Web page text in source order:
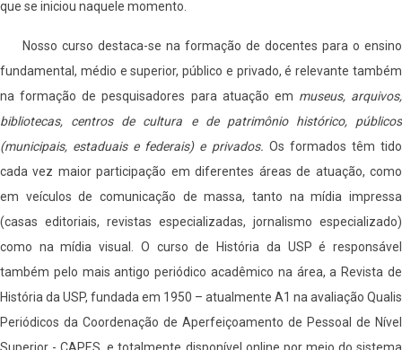
que se iniciou naquele momento.
Nosso curso destaca-se na formação de docentes para o ensino
fundamental, médio e superior, público e privado, é relevante também
na formação de pesquisadores para atuação em museus, arquivos,
bibliotecas, centros de cultura e de patrimônio histórico, públicos
(municipais, estaduais e federais) e privados. Os formados têm tido
cada vez maior participação em diferentes áreas de atuação, como
em veículos de comunicação de massa, tanto na mídia impressa
(casas editoriais, revistas especializadas, jornalismo especializado)
como na mídia visual. O curso de História da USP é responsável
também pelo mais antigo periódico acadêmico na área, a Revista de
História da USP, fundada em 1950 – atualmente A1 na avaliação Qualis
Periódicos da Coordenação de Aperfeiçoamento de Pessoal de Nível